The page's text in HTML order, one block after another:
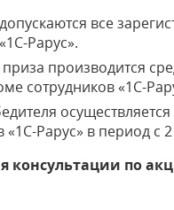
все
Рарус».
производится
сотрудников «1С-
«1С-Рарус» в период с
консультации по